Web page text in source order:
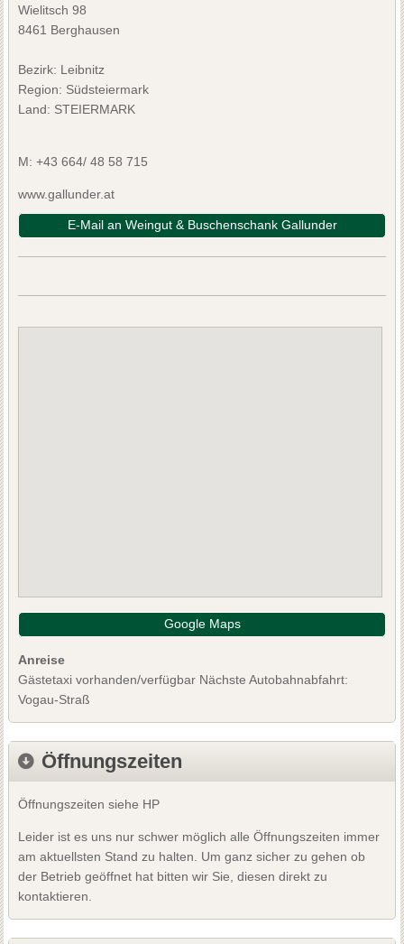
Wielitsch 98
8461 Berghausen
Bezirk: Leibnitz
Region: Südsteiermark
Land: STEIERMARK
M: +43 664/ 48 58 715
www.gallunder.at
E-Mail an Weingut & Buschenschank Gallunder
Google Maps
Anreise
Gästetaxi vorhanden/verfügbar Nächste Autobahnabfahrt:
Vogau-Straß
Öffnungszeiten
Öffnungszeiten siehe HP
Leider ist es uns nur schwer möglich alle Öffnungszeiten immer
am aktuellsten Stand zu halten. Um ganz sicher zu gehen ob
der Betrieb geöffnet hat bitten wir Sie, diesen direkt zu
kontaktieren.